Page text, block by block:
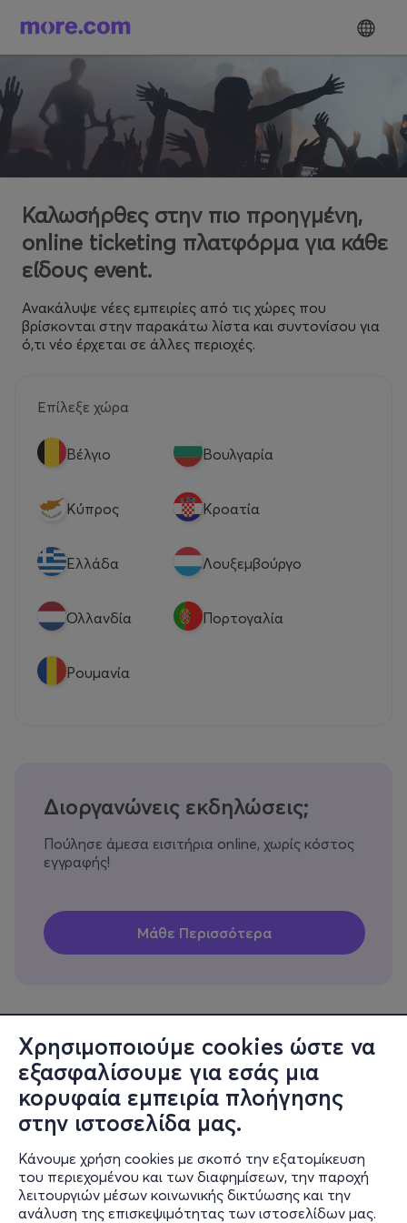
Χρησιμοποιούμε cookies ώστε να
εξασφαλίσουμε για εσάς μια
κορυφαία εμπειρία πλοήγησης
στην ιστοσελίδα μας.
Κάνουμε χρήση cookies με σκοπό την εξατομίκευση
του περιεχομένου και των διαφημίσεων, την παροχή
λειτουργιών μέσων κοινωνικής δικτύωσης και την
ανάλυση της επισκεψιμότητας των ιστοσελίδων μας.
Καλωσήρθες στην πιο προηγμένη,
online ticketing πλατφόρμα για κάθε
είδους event.
Ανακάλυψε νέες εμπειρίες από τις χώρες που
βρίσκονται στην παρακάτω λίστα και συντονίσου για
ό,τι νέο έρχεται σε άλλες περιοχές.
Επίλεξε χώρα
Βέλγιο Βουλγαρία
Κύπρος Κροατία
Eλλάδα Λουξεμβούργο
Ολλανδία Πορτογαλία
Ρουμανία
Διοργανώνεις εκδηλώσεις;
Πούλησε άμεσα εισιτήρια online, χωρίς κόστος
εγγραφής!
Πληροφορίες
Υποστήριξη
Stay Connected